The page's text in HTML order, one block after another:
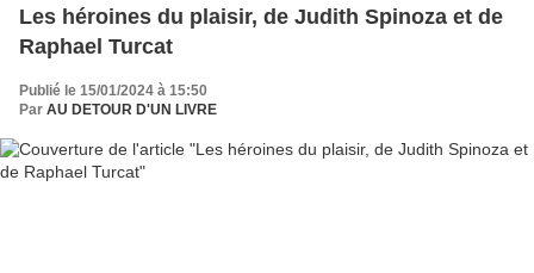
Les héroines du plaisir, de Judith Spinoza et de
Raphael Turcat
Publié le 15/01/2024 à 15:50
Par AU DETOUR D'UN LIVRE